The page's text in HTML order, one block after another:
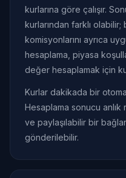
kurlarına göre çalışır.
kurlarından farklı
komisyonlarını ayrıca
hesaplama, piyasa
değer hesaplamak için
Kurlar dakikada bir
Hesaplama sonucu
ve paylaşılabilir bir
gönderilebilir.